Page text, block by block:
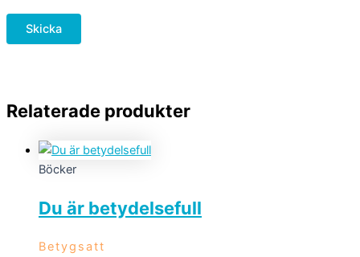
Relaterade produkter
Böcker
Du är betydelsefull
Betygsatt